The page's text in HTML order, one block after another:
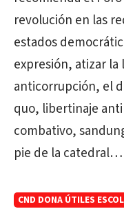
revolución en las
estados
expresión, atizar
anticorrupción, el
quo, libertinaje
combativo,
pie de la catedral…
CND DONA ÚTILES